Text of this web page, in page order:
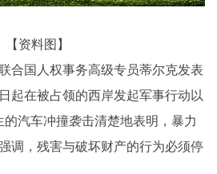
【资料图】
合国人权事务高级专员蒂尔克发表
起在被占领的西岸发起军事行动以
的汽车冲撞袭击清楚地表明，暴力
调，残害与破坏财产的行为必须停